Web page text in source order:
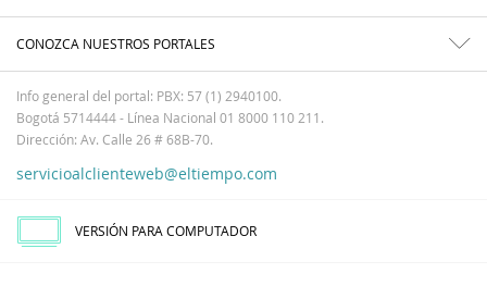
CONOZCA NUESTROS PORTALES
Info general del portal: PBX: 57 (1) 2940100.
Bogotá 5714444 - Línea Nacional 01 8000 110 211.
Dirección: Av. Calle 26 # 68B-70.
servicioalclienteweb@eltiempo.com
VERSIÓN PARA COMPUTADOR